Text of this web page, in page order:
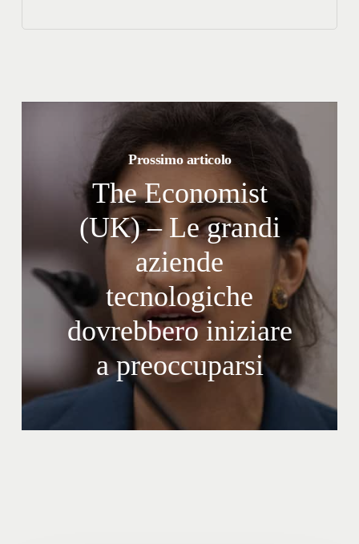
Prossimo articolo
The Economist
(UK) – Le grandi
aziende
tecnologiche
dovrebbero iniziare
a preoccuparsi